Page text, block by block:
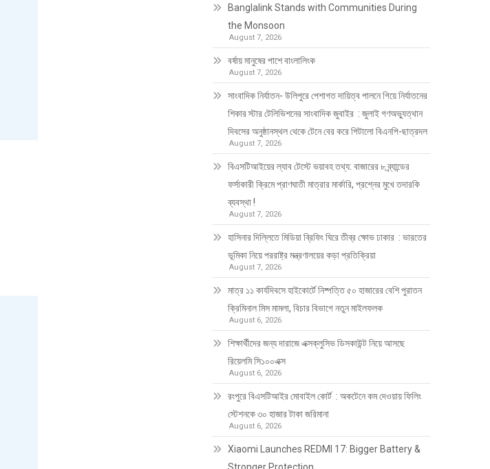
Banglalink Stands with Communities During
the Monsoon
August 7, 2026
বর্ষায় মানুষের পাশে বাংলালিংক
August 7, 2026
সাংবাদিক নির্যাতন- উলিপুরে পেশাগত দায়িত্ব পালনে গিয়ে নির্যাতনের
শিকার স্টার টেলিভিশনের সাংবাদিক জুবাইর : জুলাই গণঅভ্যুত্থান
দিবসের অনুষ্ঠানস্থল থেকে টেনে বের করে পিটালো বিএনপি-ছাত্রদল
August 7, 2026
বিএসটিআইয়ের ল্যাব টেস্টে ভয়াবহ তথ্য: বাজারের ৮ ব্র্যান্ডের
ফর্সাকারী ক্রিমে প্রাণঘাতী মাত্রার মার্কারি, প্রশ্নের মুখে তদারকি
ব্যবস্থা !
August 7, 2026
হাসিনার দিল্লিতে মিডিয়া ব্রিফিং ঘিরে তীব্র ক্ষোভ ঢাকার : ভারতের
ভূমিকা নিয়ে পররাষ্ট্র মন্ত্রণালয়ের কড়া প্রতিক্রিয়া
August 7, 2026
মাত্র ১১ কার্যদিবসে হাইকোর্টে নিষ্পত্তি ৫০ হাজারের বেশি পুরাতন
ক্রিমিনাল মিস মামলা, বিচার বিভাগে নতুন মাইলফলক
August 6, 2026
শিক্ষার্থীদের জন্য দারাজে এক্সক্লুসিভ ডিসকাউন্ট নিয়ে আসছে
রিয়েলমি সি১০০এক্স
August 6, 2026
রংপুরে বিএসটিআইর মোবাইল কোর্ট : অকটেনে কম দেওয়ায় ফিলিং
স্টেশনকে ৩০ হাজার টাকা জরিমানা
August 6, 2026
Xiaomi Launches REDMI 17: Bigger Battery &